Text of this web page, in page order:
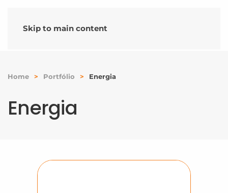
Skip to main content
Home Portfólio Energia
Energia